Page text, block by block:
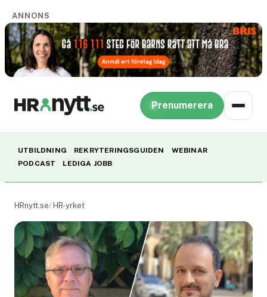
ANNONS
Prenumerera
UTBILDNING REKRYTERINGSGUIDEN
WEBINAR
PODCAST
LEDIGA JOBB
HRnytt.se HR-yrket